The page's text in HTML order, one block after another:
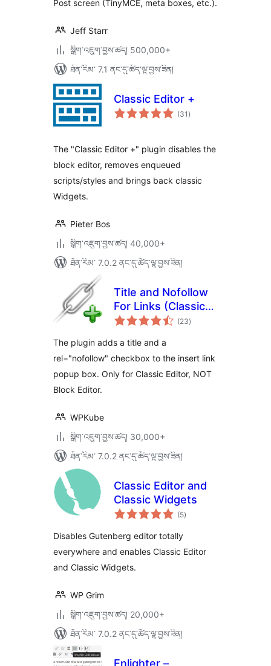
Post screen (TinyMCE, meta boxes, etc.).
Jeff Starr
སྒྲིག་འཇུག་བྱས་ཚད། 500,000+
ཐོན་རིམ་ 7.1 ནང་དུ་ཚོད་ལྟ་བྱས་ཟིན།
Classic Editor +
(31 གདེང་
འཇོག་
)
The "Classic Editor +" plugin disables the
block editor, removes enqueued
scripts/styles and brings back classic
Widgets.
Pieter Bos
སྒྲིག་འཇུག་བྱས་ཚད། 40,000+
ཐོན་རིམ་ 7.0.2 ནང་དུ་ཚོད་ལྟ་བྱས་ཟིན།
Title and Nofollow
For Links (Classic
Editor)
(23གདེང་
འཇོག་
)
The plugin adds a title and a
rel="nofollow" checkbox to the insert link
popup box. Only for Classic Editor, NOT
Block Editor.
WPKube
སྒྲིག་འཇུག་བྱས་ཚད། 30,000+
ཐོན་རིམ་ 7.0.2 ནང་དུ་ཚོད་ལྟ་བྱས་ཟིན།
Classic Editor and
Classic Widgets
(5གདེང་
འཇོག་
)
Disables Gutenberg editor totally
everywhere and enables Classic Editor
and Classic Widgets.
WP Grim
སྒྲིག་འཇུག་བྱས་ཚད། 20,000+
ཐོན་རིམ་ 7.0.2 ནང་དུ་ཚོད་ལྟ་བྱས་ཟིན།
Enlighter –